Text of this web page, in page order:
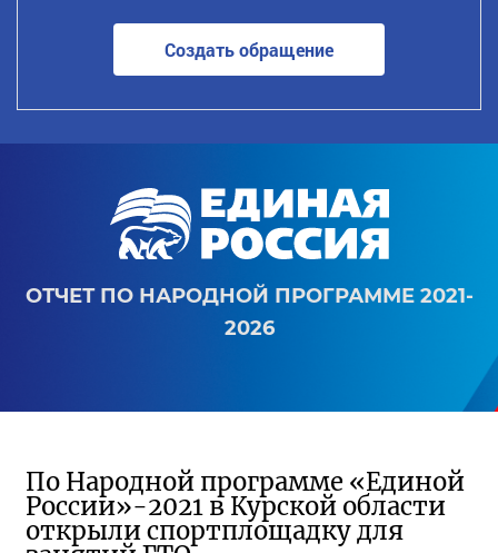
Создать обращение
ОТЧЕТ ПО НАРОДНОЙ ПРОГРАММЕ 2021-
2026
По Народной программе «Единой
России»-2021 в Курской области
открыли спортплощадку для